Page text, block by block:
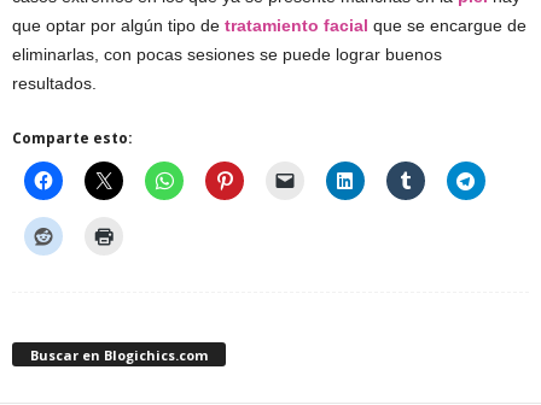
que optar por algún tipo de tratamiento facial que se encargue de
eliminarlas, con pocas sesiones se puede lograr buenos
resultados.
Comparte esto:
Buscar en Blogichics.com